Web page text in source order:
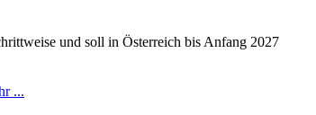
und soll in Österreich bis Anfang 2027
...